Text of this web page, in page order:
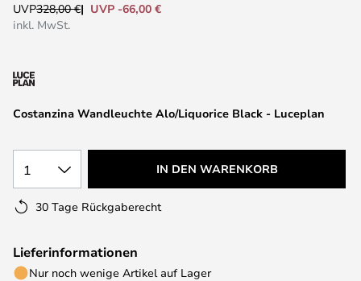
der
Costanzina Wandleuchte Alo/Liquorice Black - Luceplan
UVP328,00 €
UVP -66,00 €
inkl. MwSt.
1 IN DEN WARENKORB
30 Tage Rückgaberecht
Lieferinformationen
Nur noch wenige Artikel auf Lager